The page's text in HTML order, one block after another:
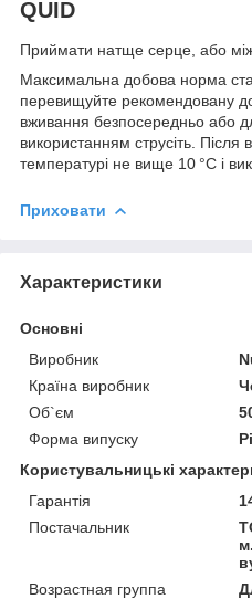
QUID
Приймати натще серце, або
Максимальна добова норма
перевищуйте рекомендовану
вживання безпосередньо або
використанням струсіть. Після
температурі не вище 10 °C і
Приховати
Характеристики
Основні
Виробник
Країна виробник
Об`єм
Форма випуску
Користувальницькі
Гарантія
Постачальник
Возрастная группа